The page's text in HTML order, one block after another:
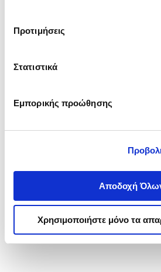
΄΄και να
Προτιμήσεις
Στατιστικά
Εμπορικής προώθησης
Αποδοχή
Χρησιμοποιήστε μόνο τα